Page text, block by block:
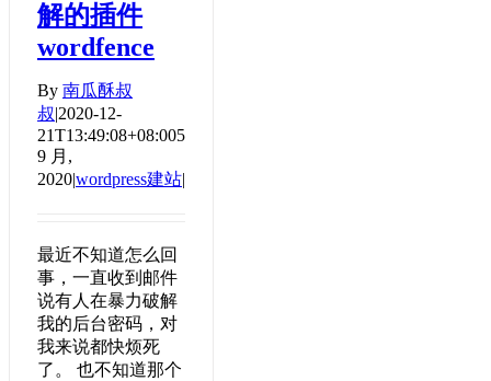
解的插件
wordfence
By 南瓜酥叔
叔|2020-12-
21T13:49:08+08:005
9 月,
2020|wordpress建站|
最近不知道怎么回
事，一直收到邮件
说有人在暴力破解
我的后台密码，对
我来说都快烦死
了。 也不知道那个